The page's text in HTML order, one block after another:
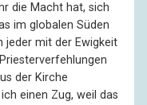
die Macht hat, sich
im globalen Süden
jeder mit der Ewigkeit
der Kirche
einen Zug, weil das